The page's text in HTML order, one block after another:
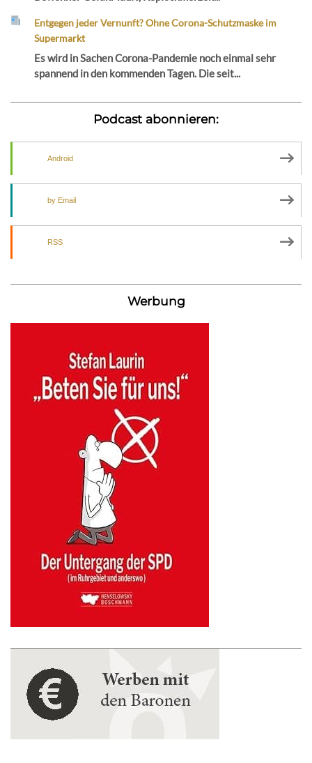
Entgegen jeder Vernunft? Ohne Corona-Schutzmaske im
Supermarkt
Es wird in Sachen Corona-Pandemie noch einmal sehr
spannend in den kommenden Tagen. Die seit...
Podcast abonnieren:
Android
by Email
RSS
Werbung